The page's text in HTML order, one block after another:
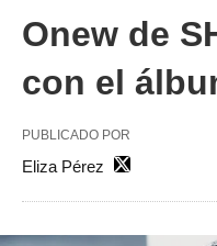
Onew de
con el
PUBLICADO POR
Eliza Pérez